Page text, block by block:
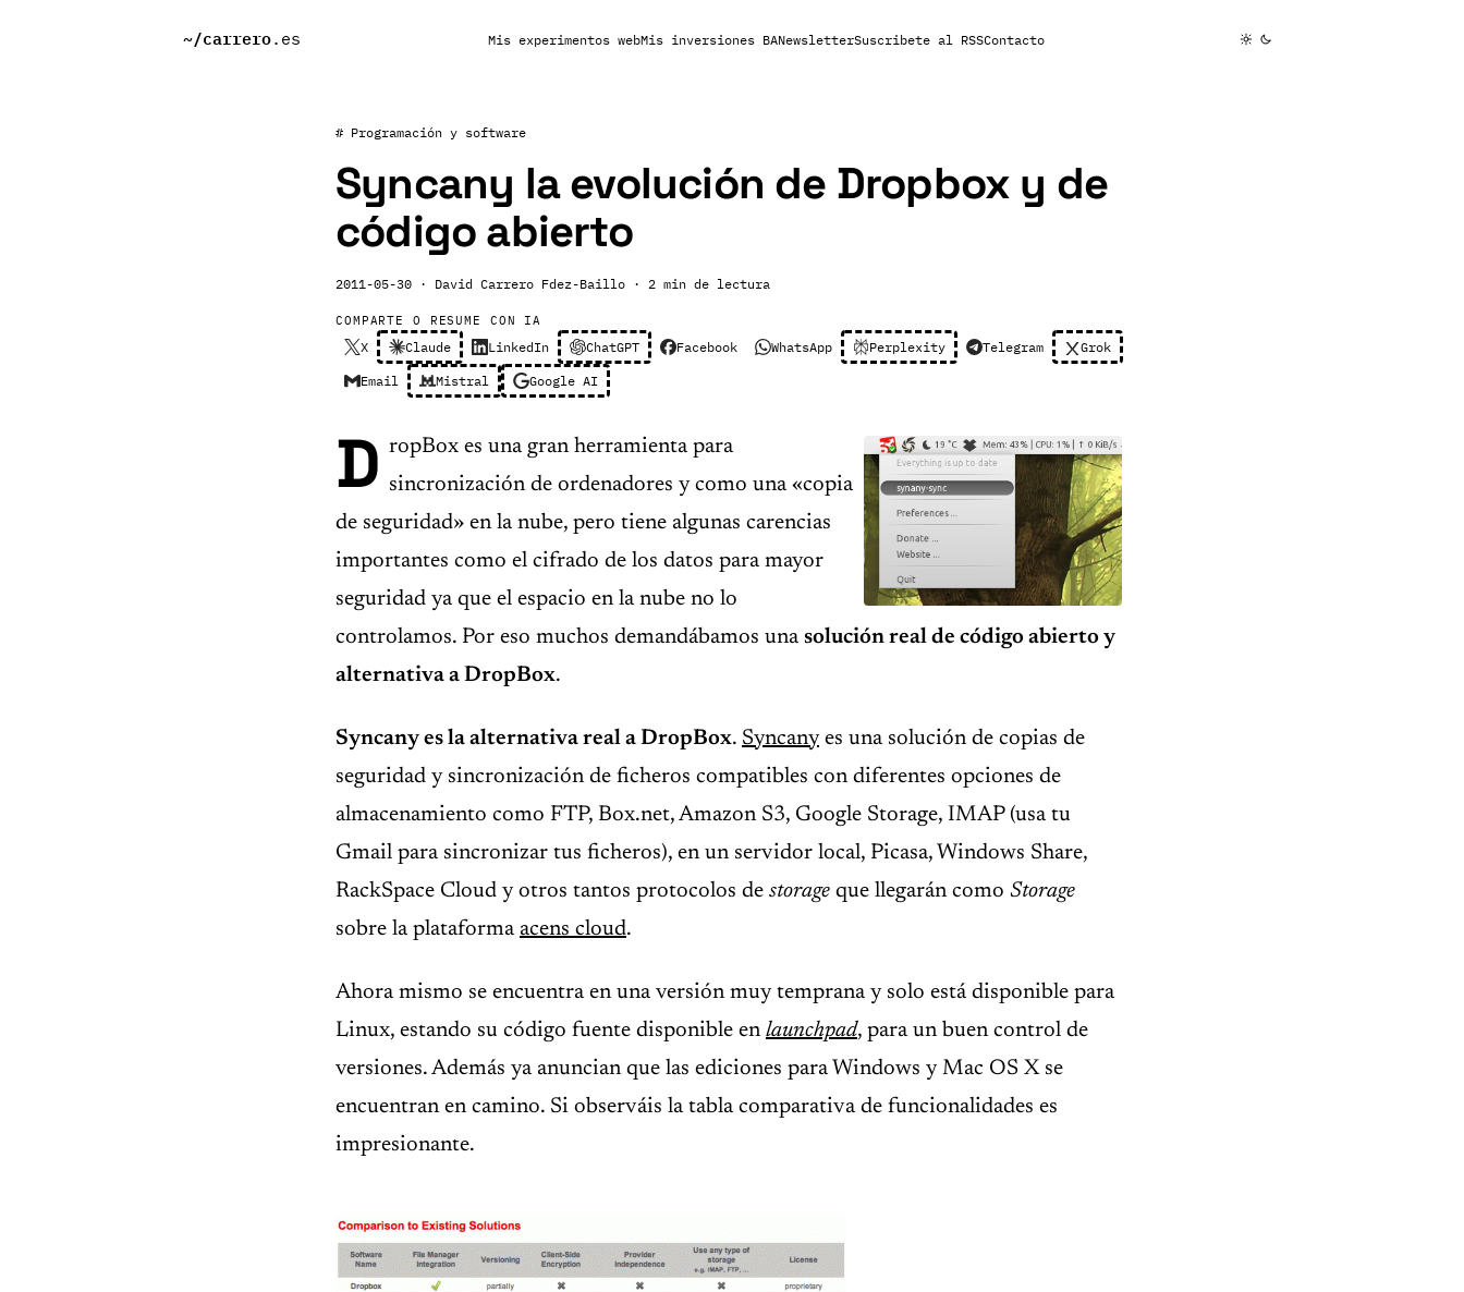
~/carrero.es Mis experimentos webMis inversiones BANewsletterSuscribete al RSSContacto
# Programación y software
Syncany la evolución de Dropbox y de
código abierto
2011-05-30 · David Carrero Fdez-Baillo · 2 min de lectura
COMPARTE O RESUME CON IA
X Claude LinkedIn ChatGPT Facebook WhatsApp Perplexity Telegram Grok
Email Mistral Google AI
D ropBox es una gran herramienta para
sincronización de ordenadores y como una «copia
de seguridad» en la nube, pero tiene algunas carencias
importantes como el cifrado de los datos para mayor
seguridad ya que el espacio en la nube no lo
controlamos. Por eso muchos demandábamos una solución real de código abierto y
alternativa a DropBox.
Syncany es la alternativa real a DropBox. Syncanyes una solución de copias de
seguridad y sincronización de ficheros compatibles con diferentes opciones de
almacenamiento como FTP, Box.net, Amazon S3, Google Storage, IMAP (usa tu
Gmail para sincronizar tus ficheros), en un servidor local, Picasa, Windows Share,
RackSpace Cloud y otros tantos protocolos de storage que llegarán como Storage
sobre la plataforma acens cloud.
Ahora mismo se encuentra en una versión muy temprana y solo está disponible para
Linux, estando su código fuente disponible en launchpad, para un buen control de
versiones. Además ya anuncian que las ediciones para Windows y Mac OS X se
encuentran en camino. Si observáis la tabla comparativa de funcionalidades es
impresionante.